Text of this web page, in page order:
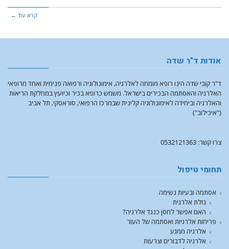
קרא עוד ←
אודות ד"ר שדה
ד"ר קובי שדה הינו רופא מומחה לאלרגיה, אימונולוגיה ורפואה פנימית ואחד מרופאי
האלרגיה והאסתמה הבכירים בישראל. משמש כרופא בכיר וכיועץ במחלקת הריאות
והאלרגיה וביחידה לאימונולוגיה קלינית שבמרכז הרפואי, סוראסקי, תל אביב
("איכילוב")
צרו קשר: 0532121363
תחומי טיפול
אסתמה ובעיות נשימה
נזלת אלרגית
האם אפשר לחסן כנגד אלרגיה?
פריחות אלרגיות ואסתמה של העור
אלרגיה ממגע
אלרגיה לדבורים וצרעות